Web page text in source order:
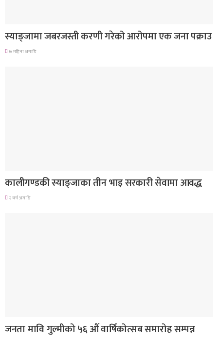
स्याङ्जामा जबरजस्ती करणी गरेको आरोपमा एक जना पक्राउ
७ महिना अगाडि
कालीगण्डकी स्याङ्जाका तीन भाइ सरकारी सेवामा आवद्ध
२ वर्ष अगाडि
जनता मावि गुल्मीको ५६ औं वार्षिकोत्सब समारोह सम्पन्न